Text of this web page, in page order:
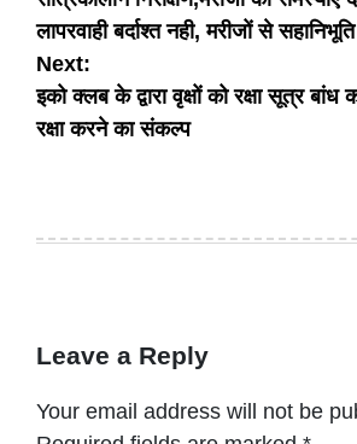
लापरवाही बर्दाश्त नही, मरीजों से
Next:
इको क्लब के द्वारा वृक्षों को रक्षा सूत्र बांध
रक्षा करने का संकल्प
Leave a Reply
Your email address will not be